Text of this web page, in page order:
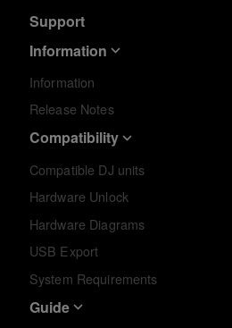
Support
Information
Information
Release Notes
Compatibility
Compatible DJ units
Hardware Unlock
Hardware Diagrams
USB Export
System Requirements
Guide